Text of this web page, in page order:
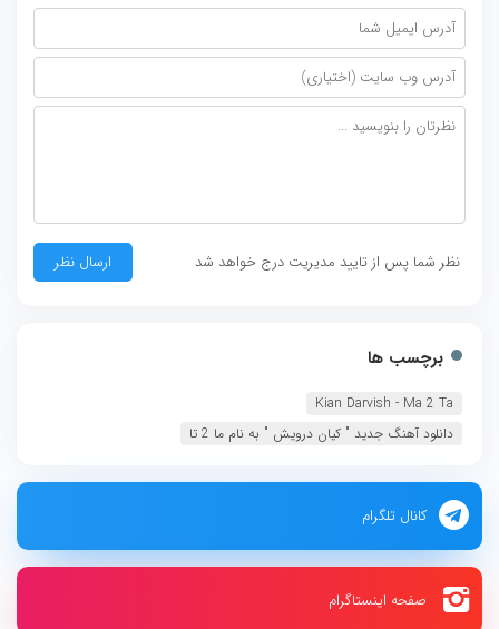
نظر شما پس از تایید مدیریت درج خواهد شد
برچسب ها
Kian Darvish - Ma 2 Ta
دانلود آهنگ جديد " کیان درویش " به نام ما 2 تا
کانال تلگرام
صفحه اینستاگرام